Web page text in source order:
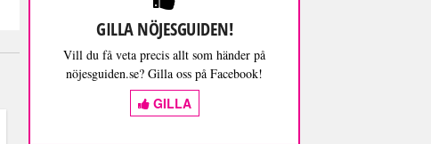
GILLA NÖJESGUIDEN!
Vill du få veta precis allt som händer på
nöjesguiden.se? Gilla oss på Facebook!
GILLA